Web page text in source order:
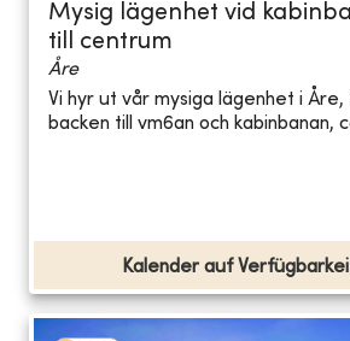
Mysig lägenhet vid
till centrum
Åre
Vi hyr ut vår mysiga lägenhet i Åre,
backen till vm6an och kabinbanan,
Kalender auf